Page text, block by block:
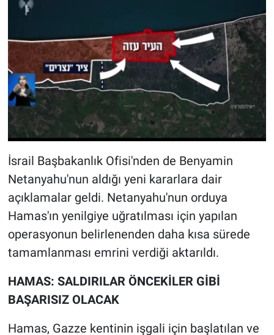
İsrail Başbakanlık Ofisi'nden de Benyamin
Netanyahu'nun aldığı yeni kararlara dair
açıklamalar geldi. Netanyahu'nun orduya
Hamas'ın yenilgiye uğratılması için yapılan
operasyonun belirlenenden daha kısa sürede
tamamlanması emrini verdiği aktarıldı.
HAMAS: SALDIRILAR ÖNCEKİLER GİBİ
BAŞARISIZ OLACAK
Hamas, Gazze kentinin işgali için başlatılan ve
Kültür Sanat
Ne demişti
Nedir
Programlar
Sağlık
Spor
Teknoloji
Türkiye'nin Geleceği